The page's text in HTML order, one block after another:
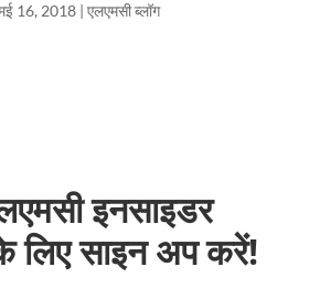
16, 2018| एलएमसी ब्लॉग
इनसाइडर
लिए साइन अप करें!